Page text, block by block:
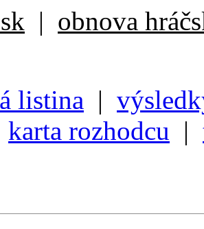
| obnova
listina |
karta rozhodcu |